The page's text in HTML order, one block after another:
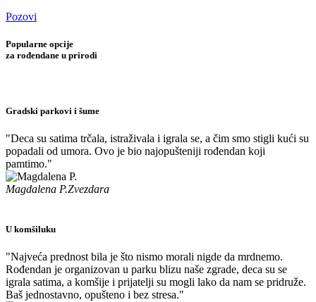
Pozovi
Popularne opcije
za rođendane u prirodi
Gradski parkovi i šume
"Deca su satima trčala, istraživala i igrala se, a čim smo stigli kući su
popadali od umora. Ovo je bio najopušteniji rođendan koji
pamtimo."
Magdalena P.Zvezdara
U komšiluku
"Najveća prednost bila je što nismo morali nigde da mrdnemo.
Rođendan je organizovan u parku blizu naše zgrade, deca su se
igrala satima, a komšije i prijatelji su mogli lako da nam se pridruže.
Baš jednostavno, opušteno i bez stresa."